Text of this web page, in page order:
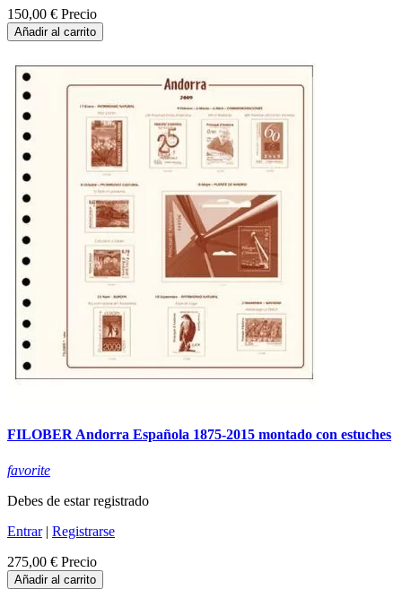
150,00 € Precio
Añadir al carrito
FILOBER Andorra Española 1875-2015 montado con estuches
favorite
Debes de estar registrado
Entrar| Registrarse
275,00 € Precio
Añadir al carrito